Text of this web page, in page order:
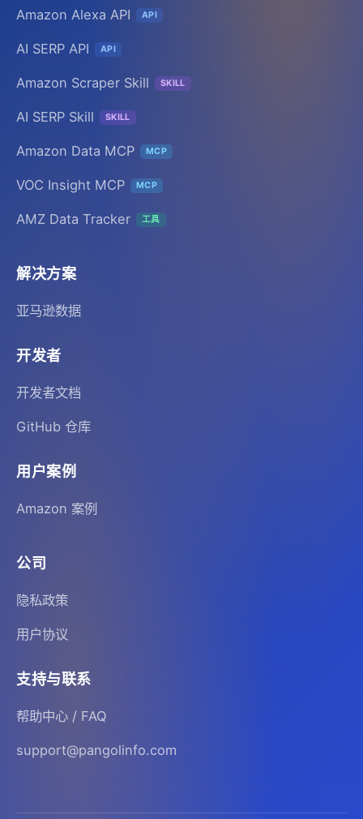
Amazon Alexa API API
AI SERP API API
Amazon Scraper Skill SKILL
AI SERP Skill SKILL
Amazon Data MCP MCP
VOC Insight MCP MCP
AMZ Data Tracker 工具
解决方案
亚马逊数据
开发者
开发者文档
GitHub 仓库
用户案例
Amazon 案例
公司
隐私政策
用户协议
支持与联系
帮助中心 / FAQ
support@pangolinfo.com